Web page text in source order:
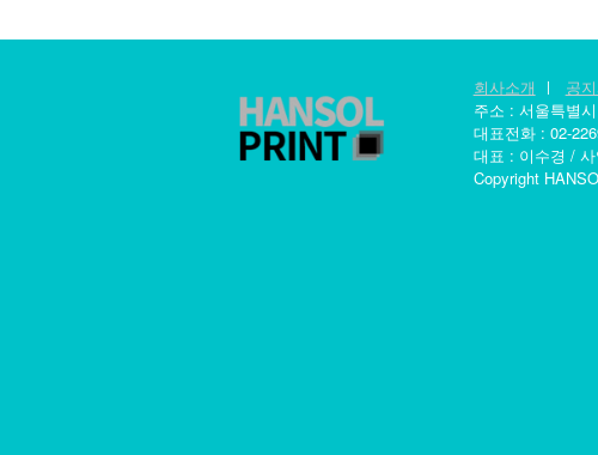
회사소개 ㅣ 공
주소 : 서울특별
대표전화 : 02-
대표 : 이수경 /
Copyright